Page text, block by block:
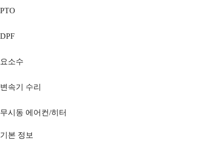
PTO
DPF
요소수
변속기 수리
무시동 에어컨/히터
기본 정보